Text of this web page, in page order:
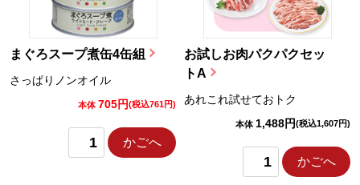
まぐろスープ煮缶4缶組
さっぱりノンオイル
本体 705円(税込761円)
かごへ
お試しお肉パクパクセッ
トA
あれこれ試せておトク
本体 1,488円(税込1,607円)
かごへ